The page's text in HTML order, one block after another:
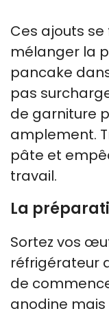
Ces ajouts
mélanger la
pancake
pas
de garniture
amplement.
pâte et
travail.
La
Sortez vos
réfrigérateur
de
anodine